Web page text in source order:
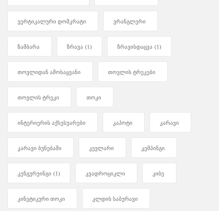
ვერტიკალური დომკრატი ვრანგლერი
ზამბარა ზრავა (1) ზრავისდაცვა (1)
თოვლიდან ამოსაყვანი თოვლის ტრეკები
თოვლის ტრეკი თოკი
ინტერიერის აქსესუარები კაპოტი კარავი
კარავი ბუნებაში კევლარი კემპინგი
კენგურუინგი (1) კვადროციკლი კიბე
კინეტიკური თოკი კლდის საბურავი